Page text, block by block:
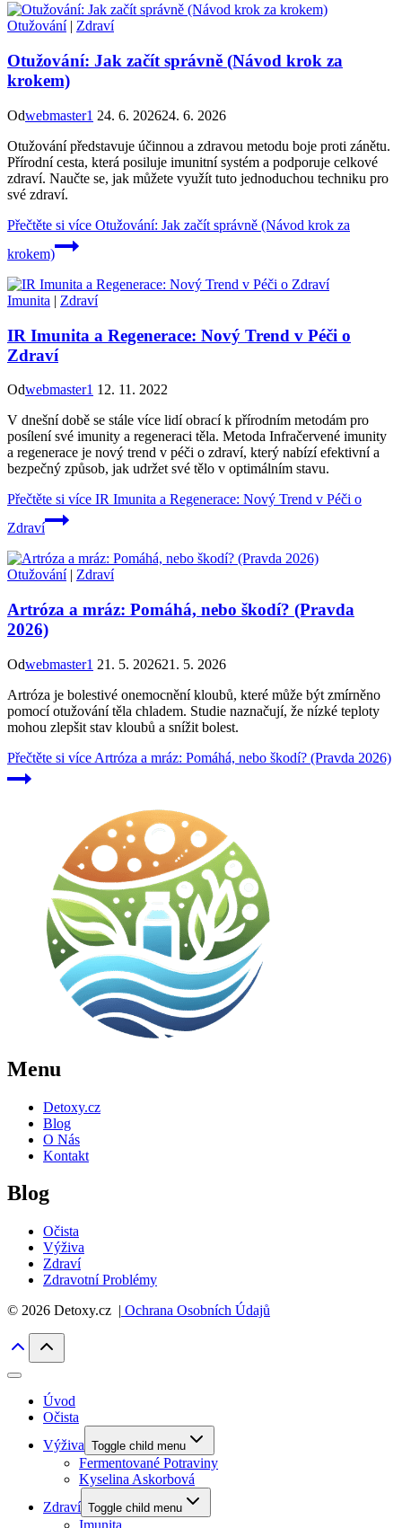
Otužování| Zdraví
Otužování: Jak začít správně (Návod krok za
krokem)
Odwebmaster1 24. 6. 202624. 6. 2026
Otužování představuje účinnou a zdravou metodu boje proti zánětu.
Přírodní cesta, která posiluje imunitní systém a podporuje celkové
zdraví. Naučte se, jak můžete využít tuto jednoduchou techniku pro
své zdraví.
Přečtěte si více Otužování: Jak začít správně (Návod krok za
krokem)
Imunita | Zdraví
IR Imunita a Regenerace: Nový Trend v Péči o
Zdraví
Odwebmaster1 12. 11. 2022
V dnešní době se stále více lidí obrací k přírodním metodám pro
posílení své imunity a regeneraci těla. Metoda Infračervené imunity
a regenerace je nový trend v péči o zdraví, který nabízí efektivní a
bezpečný způsob, jak udržet své tělo v optimálním stavu.
Přečtěte si více IR Imunita a Regenerace: Nový Trend v Péči o
Zdraví
Otužování| Zdraví
Artróza a mráz: Pomáhá, nebo škodí? (Pravda
2026)
Odwebmaster1 21. 5. 202621. 5. 2026
Artróza je bolestivé onemocnění kloubů, které může být zmírněno
pomocí otužování těla chladem. Studie naznačují, že nízké teploty
mohou zlepšit stav kloubů a snížit bolest.
Přečtěte si více Artróza a mráz: Pomáhá, nebo škodí? (Pravda 2026)
Menu
Detoxy.cz
Blog
O Nás
Kontakt
Blog
Očista
Výživa
Zdraví
Zdravotní Problémy
© 2026 Detoxy.cz | Ochrana Osobních Údajů
Úvod
Očista
Výživa Toggle child menu
Fermentované Potraviny
Kyselina Askorbová
Zdraví Toggle child menu